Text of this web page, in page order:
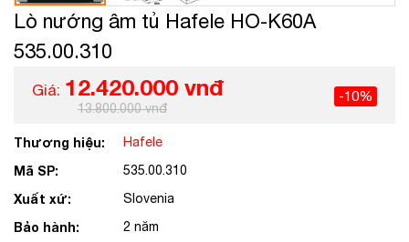
Lò nướng âm tủ Hafele HO-K60A
535.00.310
Giá: 12.420.000 vnđ
13.800.000 vnđ
-10%
Thương hiệu: Hafele
Mã SP: 535.00.310
Xuất xứ: Slovenia
Bảo hành: 2 năm